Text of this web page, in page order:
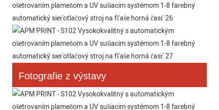
Fotografie z výstavy